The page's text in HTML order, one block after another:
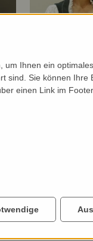
Ihnen ein
sind. Sie können
einen Link im